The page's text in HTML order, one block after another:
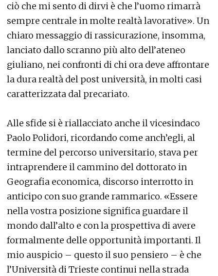
ciò che mi sento di dirvi è che l’uomo rimarrà
sempre centrale in molte realtà lavorative». Un
chiaro messaggio di rassicurazione, insomma,
lanciato dallo scranno più alto dell’ateneo
giuliano, nei confronti di chi ora deve affrontare
la dura realtà del post università, in molti casi
caratterizzata dal precariato.
Alle sfide si è riallacciato anche il vicesindaco
Paolo Polidori, ricordando come anch’egli, al
termine del percorso universitario, stava per
intraprendere il cammino del dottorato in
Geografia economica, discorso interrotto in
anticipo con suo grande rammarico. «Essere
nella vostra posizione significa guardare il
mondo dall’alto e con la prospettiva di avere
formalmente delle opportunità importanti. Il
mio auspicio – questo il suo pensiero – è che
l’Università di Trieste continui nella strada